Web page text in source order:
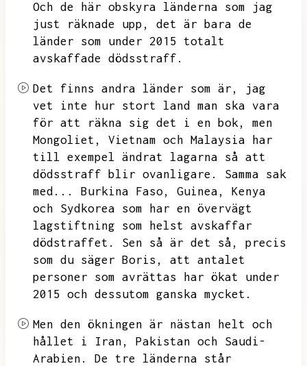
Och de här obskyra länderna som jag
just räknade upp,
det är bara de
länder som under 2015 totalt
avskaffade dödsstraff.
Det finns andra länder som är,
jag
vet inte hur stort land man ska vara
för att räkna sig det i en bok,
men
Mongoliet,
Vietnam och Malaysia har
till exempel ändrat lagarna så att
dödsstraff blir ovanligare.
Samma sak
med...
Burkina Faso, Guinea,
Kenya
och Sydkorea som har en övervägt
lagstiftning som helst avskaffar
dödstraffet.
Sen så är det så,
precis
som du säger Boris,
att antalet
personer som avrättas har ökat under
2015 och dessutom ganska mycket.
Men den ökningen är nästan helt och
hållet i Iran,
Pakistan och Saudi-
Arabien.
De tre länderna står